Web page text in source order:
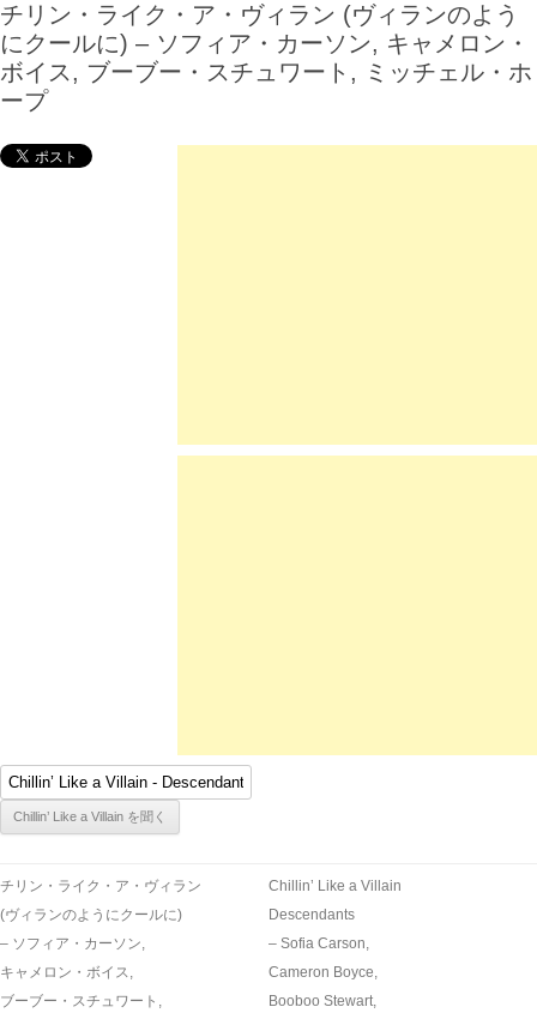
チリン・ライク・ア・ヴィラン (ヴィランのよう
にクールに) – ソフィア・カーソン, キャメロン・
ボイス, ブーブー・スチュワート, ミッチェル・ホ
ープ
チリン・ライク・ア・ヴィラン
(ヴィランのようにクールに)
– ソフィア・カーソン,
キャメロン・ボイス,
ブーブー・スチュワート,
Chillin’ Like a Villain
Descendants
– Sofia Carson,
Cameron Boyce,
Booboo Stewart,